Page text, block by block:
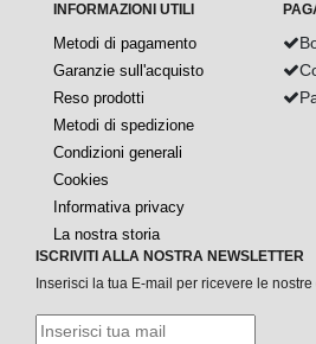
INFORMAZIONI UTILI
Metodi di pagamento
Garanzie sull'acquisto
Reso prodotti
Metodi di spedizione
Condizioni generali
Cookies
Informativa privacy
La nostra storia
ISCRIVITI ALLA NOSTRA NEWSLETTER
Inserisci la tua E-mail per ricevere le